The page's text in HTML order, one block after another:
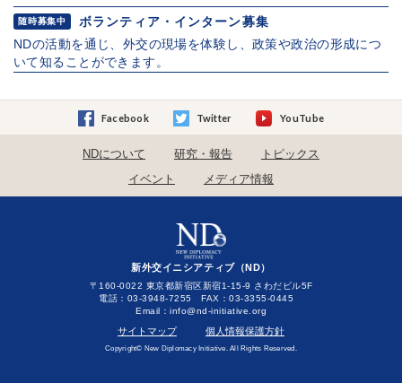
随時募集中
ボランティア・インターン募集
NDの活動を通じ、外交の現場を体験し、政策や政治の形成につ
いて知ることができます。
Facebook Twitter YouTube
NDについて 研究・報告
トピックス
イベント
メディア情報
新外交イニシアティブ（ND）
〒160-0022 東京都新宿区新宿1-15-9 さわだビル5F
電話：03-3948-7255 FAX：03-3355-0445
Email：
サイトマップ 個人情報保護方針
Copyright© New Diplomacy Initiative. All Rights Reserved.